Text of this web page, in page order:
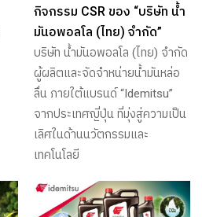
กิจกรรม CSR ของ “บริษัท น้ำ
มันอพอลโล (ไทย) จำกัด”
บริษัท น้ำมันอพอลโล (ไทย) จำกัด
ผู้ผลิตและจัดจำหน่ายน้ำมันหล่อ
ลื่น ภายใต้แบรนด์ “Idemitsu”
จากประเทศญี่ปุ่น ที่มุ่งสู่ความเป็น
เลิศในด้านนวัตกรรมและ
เทคโนโลยี